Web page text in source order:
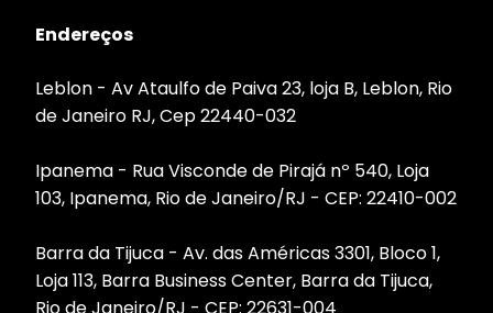
Endereços
Leblon - Av Ataulfo de Paiva 23, loja B, Leblon, Rio
de Janeiro RJ, Cep 22440-032
Ipanema - Rua Visconde de Pirajá nº 540, Loja
103, Ipanema, Rio de Janeiro/RJ - CEP: 22410-002
Barra da Tijuca - Av. das Américas 3301, Bloco 1,
Loja 113, Barra Business Center, Barra da Tijuca,
Rio de Janeiro/RJ - CEP: 22631-004